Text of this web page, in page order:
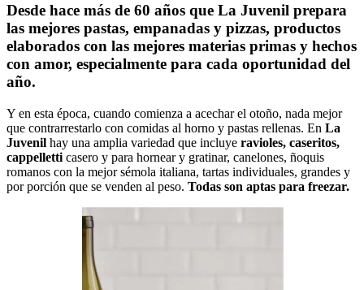
Desde hace más de 60 años que La Juvenil prepara
las mejores pastas, empanadas y pizzas, productos
elaborados con las mejores materias primas y hechos
con amor, especialmente para cada oportunidad del
año.
Y en esta época, cuando comienza a acechar el otoño, nada mejor
que contrarrestarlo con comidas al horno y pastas rellenas. En La
Juvenil hay una amplia variedad que incluye ravioles, caseritos,
cappelletti casero y para hornear y gratinar, canelones, ñoquis
romanos con la mejor sémola italiana, tartas individuales, grandes y
por porción que se venden al peso. Todas son aptas para freezar.